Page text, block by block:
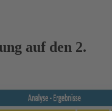
auf den 2.